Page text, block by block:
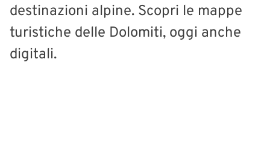
destinazioni alpine. Scopri le mappe
turistiche delle Dolomiti, oggi anche
digitali.